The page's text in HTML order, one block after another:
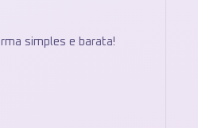
simples e barata!